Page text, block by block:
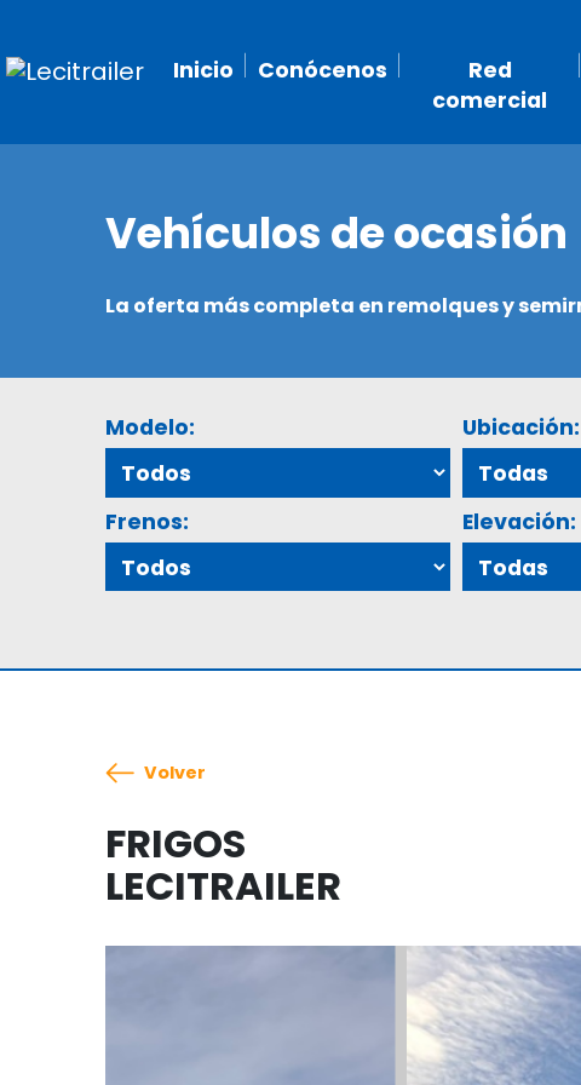
Inicio Conócenos
Red
comercial
Vehículos de ocasión
La oferta más completa en remolques y
Modelo: Ubicación:
Frenos: Elevación:
Volver
FRIGOS
LECITRAILER